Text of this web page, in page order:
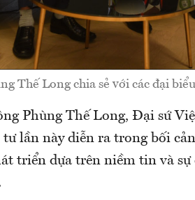
Thế Long chia sẻ với các đại
Phùng Thế Long, Đại sứ
lần này diễn ra trong bối
triển dựa trên niềm tin và